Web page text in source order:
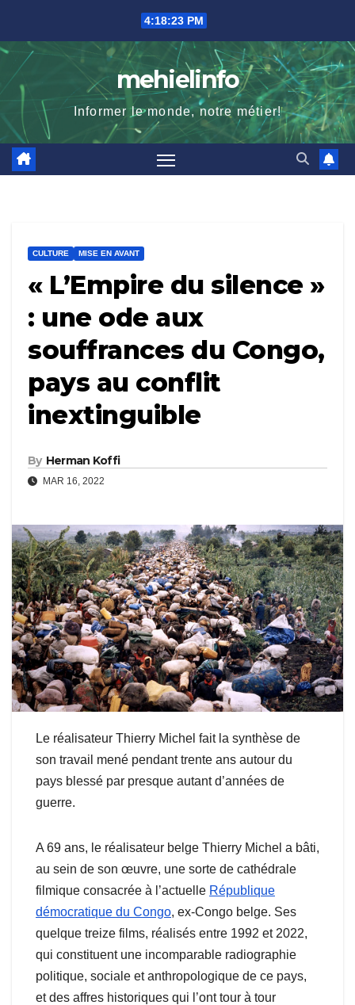
content
4:18:25 PM
mehielinfo
Informer le monde, notre métier!
CULTURE MISE EN AVANT
« L’Empire du silence »
: une ode aux
souffrances du Congo,
pays au conflit
inextinguible
By Herman Koffi
MAR 16, 2022
Le réalisateur Thierry Michel fait la synthèse de
son travail mené pendant trente ans autour du
pays blessé par presque autant d’années de
guerre.
A 69 ans, le réalisateur belge Thierry Michel a bâti,
au sein de son œuvre, une sorte de cathédrale
filmique consacrée à l’actuelle République
démocratique du Congo, ex-Congo belge. Ses
quelque treize films, réalisés entre 1992 et 2022,
qui constituent une incomparable radiographie
politique, sociale et anthropologique de ce pays,
et des affres historiques qui l’ont tour à tour